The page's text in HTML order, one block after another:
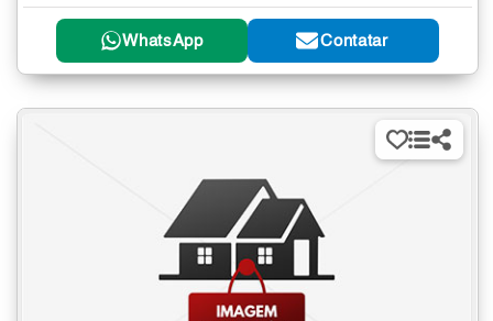
WhatsApp Contatar